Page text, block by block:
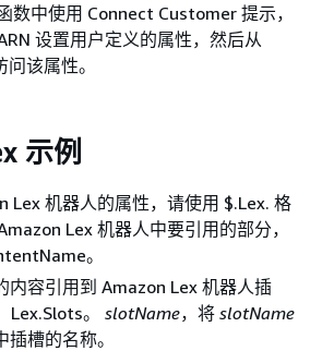
数中使用 Connect Customer 提示，
设置用户定义的属性，然后从
该属性。
示例
Lex 机器人的属性，请使用 $.Lex. 格
Lex 机器人中要引用的部分，
。
内容引用到 Amazon Lex 机器人插
Lex.Slots。 slotName，将 slotName
槽的名称。